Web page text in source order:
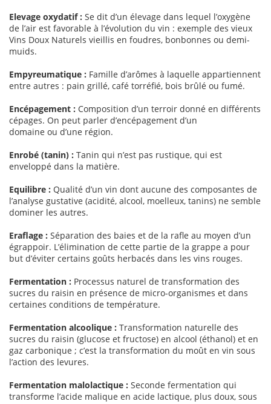
Elevage oxydatif : Se dit d’un élevage dans lequel l’oxygène
de l’air est favorable à l’évolution du vin : exemple des vieux
Vins Doux Naturels vieillis en foudres, bonbonnes ou demi-
muids.
Empyreumatique : Famille d’arômes à laquelle appartiennent
entre autres : pain grillé, café torréfié, bois brûlé ou fumé.
Encépagement : Composition d’un terroir donné en différents
cépages. On peut parler d’encépagement d’un
domaine ou d’une région.
Enrobé (tanin) : Tanin qui n’est pas rustique, qui est
enveloppé dans la matière.
Equilibre : Qualité d’un vin dont aucune des composantes de
l’analyse gustative (acidité, alcool, moelleux, tanins) ne semble
dominer les autres.
Eraflage : Séparation des baies et de la rafle au moyen d’un
égrappoir. L’élimination de cette partie de la grappe a pour
but d’éviter certains goûts herbacés dans les vins rouges.
Fermentation : Processus naturel de transformation des
sucres du raisin en présence de micro-organismes et dans
certaines conditions de température.
Fermentation alcoolique : Transformation naturelle des
sucres du raisin (glucose et fructose) en alcool (éthanol) et en
gaz carbonique ; c’est la transformation du moût en vin sous
l’action des levures.
Fermentation malolactique : Seconde fermentation qui
transforme l’acide malique en acide lactique, plus doux, sous